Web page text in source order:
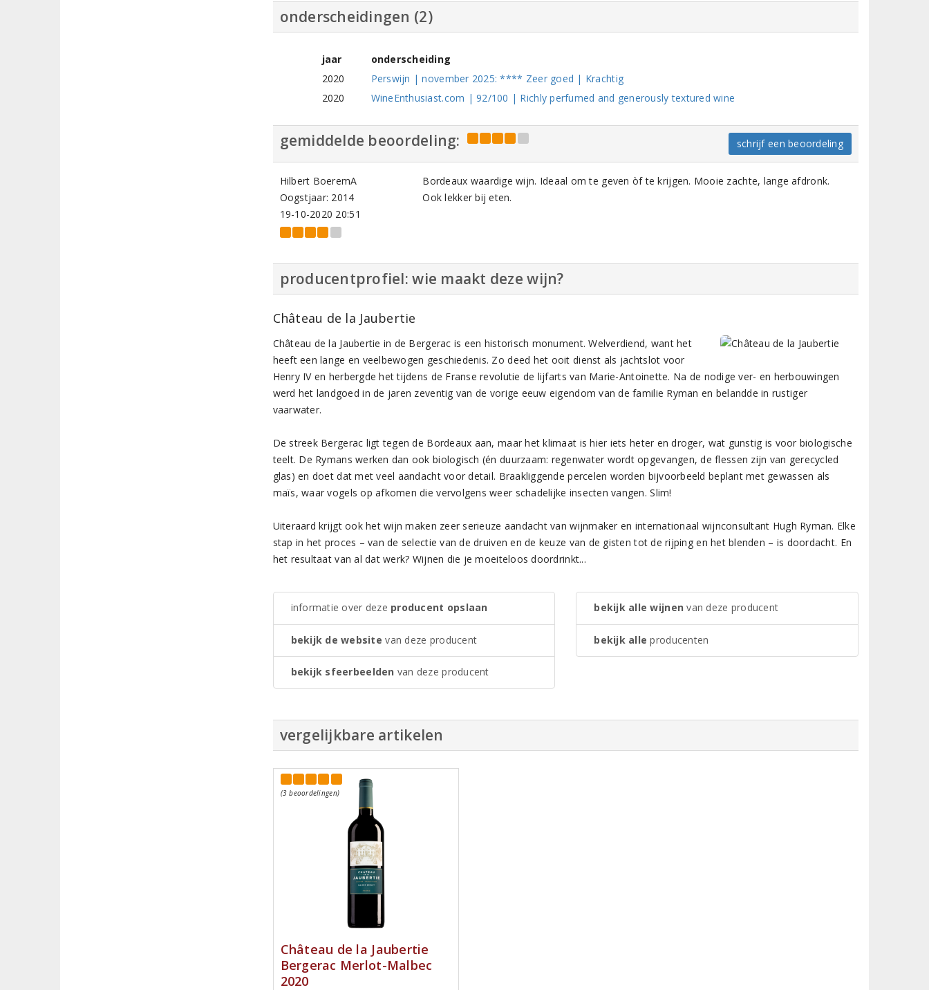
onderscheidingen (2)
jaar
onderscheiding
2020
Perswijn | november 2025: **** Zeer goed | Krachtig
2020
WineEnthusiast.com | 92/100 | Richly perfumed and generously textured wine
gemiddelde beoordeling: schrijf een beoordeling
Hilbert BoeremA
Oogstjaar: 2014
19-10-2020 20:51
Bordeaux waardige wijn. Ideaal om te geven òf te krijgen. Mooie zachte, lange afdronk.
Ook lekker bij eten.
producentprofiel: wie maakt deze wijn?
Château de la Jaubertie
Château de la Jaubertie in de Bergerac is een historisch monument. Welverdiend, want het
heeft een lange en veelbewogen geschiedenis. Zo deed het ooit dienst als jachtslot voor
Henry IV en herbergde het tijdens de Franse revolutie de lijfarts van Marie-Antoinette. Na de nodige ver- en herbouwingen
werd het landgoed in de jaren zeventig van de vorige eeuw eigendom van de familie Ryman en belandde in rustiger
vaarwater.
De streek Bergerac ligt tegen de Bordeaux aan, maar het klimaat is hier iets heter en droger, wat gunstig is voor biologische
teelt. De Rymans werken dan ook biologisch (én duurzaam: regenwater wordt opgevangen, de flessen zijn van gerecycled
glas) en doet dat met veel aandacht voor detail. Braakliggende percelen worden bijvoorbeeld beplant met gewassen als
maïs, waar vogels op afkomen die vervolgens weer schadelijke insecten vangen. Slim!
Uiteraard krijgt ook het wijn maken zeer serieuze aandacht van wijnmaker en internationaal wijnconsultant Hugh Ryman. Elke
stap in het proces – van de selectie van de druiven en de keuze van de gisten tot de rijping en het blenden – is doordacht. En
het resultaat van al dat werk? Wijnen die je moeiteloos doordrinkt...
informatie over deze producent opslaan
bekijk de website van deze producent
bekijk sfeerbeelden van deze producent
bekijk alle wijnen van deze producent
bekijk alle producenten
vergelijkbare artikelen
(3 beoordelingen)
Château de la Jaubertie
Bergerac Merlot-Malbec
2020